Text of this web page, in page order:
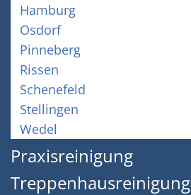
Hamburg
Osdorf
Pinneberg
Rissen
Schenefeld
Stellingen
Wedel
Praxisreinigung
Treppenhausreinigung